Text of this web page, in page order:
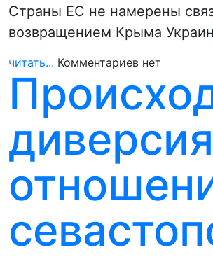
Страны ЕС не намерены
возвращением Крыма
читать... Комментариев нет